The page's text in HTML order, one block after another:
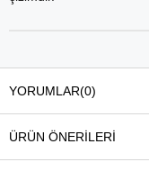
YORUMLAR(0)
ÜRÜN ÖNERILERI